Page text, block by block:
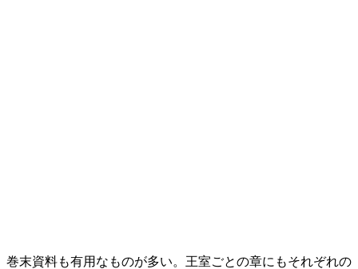
巻末資料も有用なものが多い。王室ごとの章にもそれぞれの